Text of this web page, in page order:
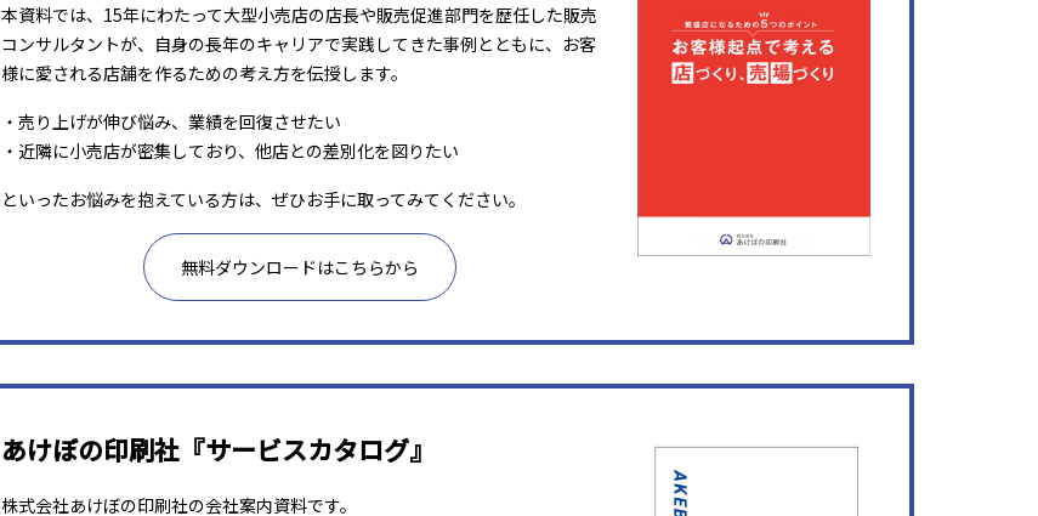
本資料では、15年にわたって大型小売店の店長や販売促進部門を歴任した販売
コンサルタントが、自身の長年のキャリアで実践してきた事例とともに、お客
様に愛される店舗を作るための考え方を伝授します。
・売り上げが伸び悩み、業績を回復させたい
・近隣に小売店が密集しており、他店との差別化を図りたい
といったお悩みを抱えている方は、ぜひお手に取ってみてください。
無料ダウンロードはこちらから
あけぼの印刷社『サービスカタログ』
株式会社あけぼの印刷社の会社案内資料です。